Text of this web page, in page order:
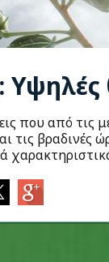
Υψηλές
που από τις
τις βραδινές